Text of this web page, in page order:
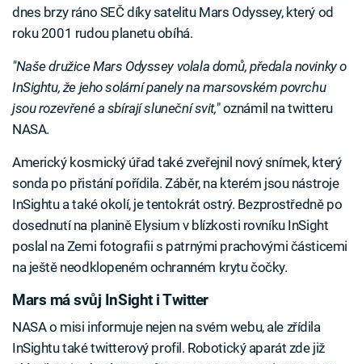
dnes brzy ráno SEČ díky satelitu Mars Odyssey, který od
roku 2001 rudou planetu obíhá.
"Naše družice Mars Odyssey volala domů, předala novinky o
InSightu, že jeho solární panely na marsovském povrchu
jsou rozevřené a sbírají sluneční svit," oznámil na twitteru
NASA.
Americký kosmický úřad také zveřejnil nový snímek, který
sonda po přistání pořídila. Záběr, na kterém jsou nástroje
InSightu a také okolí, je tentokrát ostrý. Bezprostředně po
dosednutí na planině Elysium v blízkosti rovníku InSight
poslal na Zemi fotografii s patrnými prachovými částicemi
na ještě neodklopeném ochranném krytu čočky.
Mars má svůj InSight i Twitter
NASA o misi informuje nejen na svém webu, ale zřídila
InSightu také twitterový profil. Robotický aparát zde již